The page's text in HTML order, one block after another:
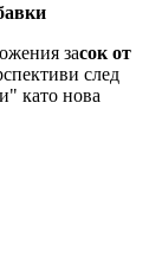
засок от
след
като нова